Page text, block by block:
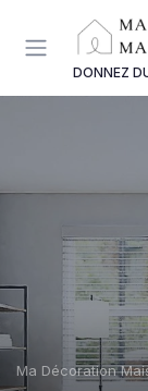
DONNEZ
Ma Décoration
Panneau de